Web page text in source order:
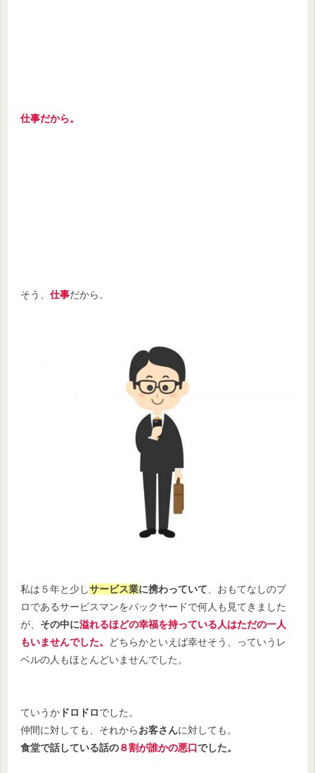
仕事だから。
そう、 仕事だから。
私は５年と少しサービス業に携わっていて 、おもてなしのプ
ロであるサービスマンをバックヤードで何人も見てきました
が、 その中に溢れるほどの幸福を持っている人はただの一人
もいませんでした。
どちらかといえば幸せそう、っていうレ
ベルの人もほとんどいませんでした。
ていうか ドロドロでした。
仲間に対しても、それからお客さんに対しても。
食堂で話している話の８割が誰かの悪口でした。